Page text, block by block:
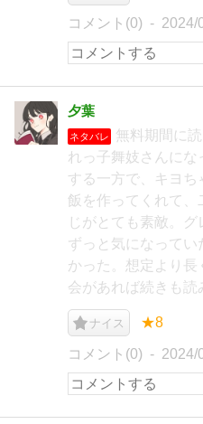
コメント(0) 2024/
夕葉
ネタバレ
無料期間に
れっ子舞妓さんにな
する一方で、キヨ
飯を作ってくれて
じがとても素敵。
ずっと気になって
かった。想定より
会があれば続きも読
ナイス ★8
コメント(0) 2024/